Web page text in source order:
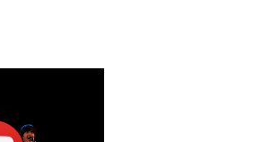
počasia pršiplášť / nepremokavú bundu
bezpečnosti povolené)
čakajú predajné stánky s občerstvením,